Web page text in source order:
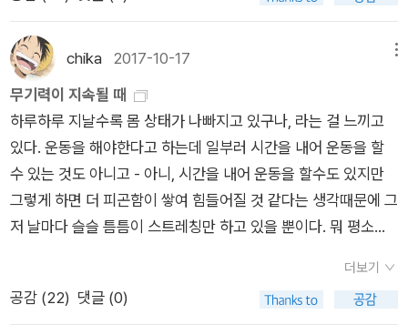
라 고백한 블라디미르 나보코프, 토마스 만과 더불어 에드거 앨런
포, 너새니얼 호손, 이탈로 칼비노, 호르헤 루이스 보르헤스, 레이
브래드버리” 보니 이 작가 주목해야겠다 싶어 도서관 희망도서
신청~ 4. E. H. 카 《역사란 무엇인가》 읽고 “한 사회의 이념은
그 사회의 지배계급의 이념이다.”를 그의 명언으로 생각하고 있
었는데, 마르크스 · 엥겔스 《공산당 선언》을 읽으니 그들이 먼저
말했더군^^; 2015년 2월에 사놓고 2년 만에 완독^^;;; 마르크스
《경제학 철학 수고》는 언제 다 읽을까;; 다른 《공산당 선언》은 어
떤지 잘 모르겠는데 펭귄클래식 버전 3분의 2를 차지하는 개레
기원》 은 독특한 그래픽노블이다. '아크파크'가 주인공의 성이기
다) ‘나는 벽에 붙어 잤다‘란 제목은 ‘비정규‘란 제목에서 가져왔
고 이 시집은 이 한 편으로 구제받은 느낌이다. 이 시를 시집에 실
린 시들 가운데 나중에 쓴 것이라면 시인이 발전하고 있다는 것이
고 먼저 쓴 것이라면 답보중이라는 뜻도 된다. 나머지 상당수의
시들은 ‘연습‘으로 읽힌다.아버지와 둘이 살았다잠잘 때 조금만
움직이면아버지 살이 닿았다나는 벽에 붙어 잤다아버지가 출근
하니 물으시면늘 오늘도 늦을 거라고 말했다 나는골목을 쏘다니
는 내내뒤를 돌아봤다아버지는 가양동 현장에서 일하셨다오함마
로 벽을 부수는 일 따위를 하셨다세상에는 벽이 많았고아버지는
쉴 틈이 없었다아버지께 당신의 귀가 시간을 여쭤본 이유는날이
추워진 탓이었다 골목은언젠가 막다른 길로 이어졌고 나는 아버
chika 2017-10-17
무기력이 지속될 때
하루하루 지날수록 몸 상태가 나빠지고 있구나, 라는 걸 느끼고
있다. 운동을 해야한다고 하는데 일부러 시간을 내어 운동을 할
수 있는 것도 아니고 - 아니, 시간을 내어 운동을 할수도 있지만
그렇게 하면 더 피곤함이 쌓여 힘들어질 것 같다는 생각때문에 그
저 날마다 슬슬 틈틈이 스트레칭만 하고 있을 뿐이다. 뭐 평소에
만으로도 장운동은 되는 것 같고. 그래도 낮 시간, 특히 점심을 먹
고 난 후 소화가 잘 안되고 숙면을 취하지 못한 전날의 영향으로
더보기
공감 (22) 댓글 (0)